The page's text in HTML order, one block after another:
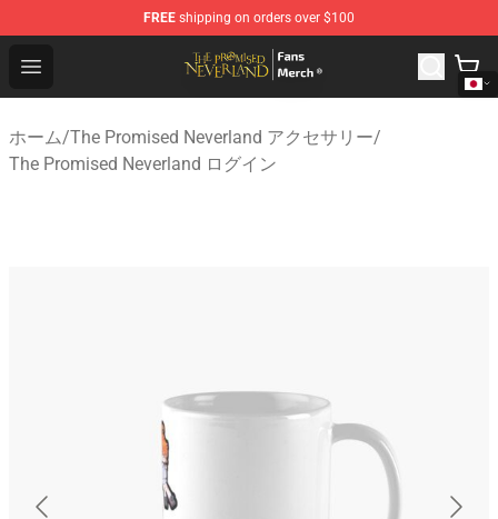
FREE shipping on orders over $100
Open menu
The Promised Neverland Store - Official The Promised
ホーム/The Promised Neverland アクセサリー/
The Promised Neverland ログイン